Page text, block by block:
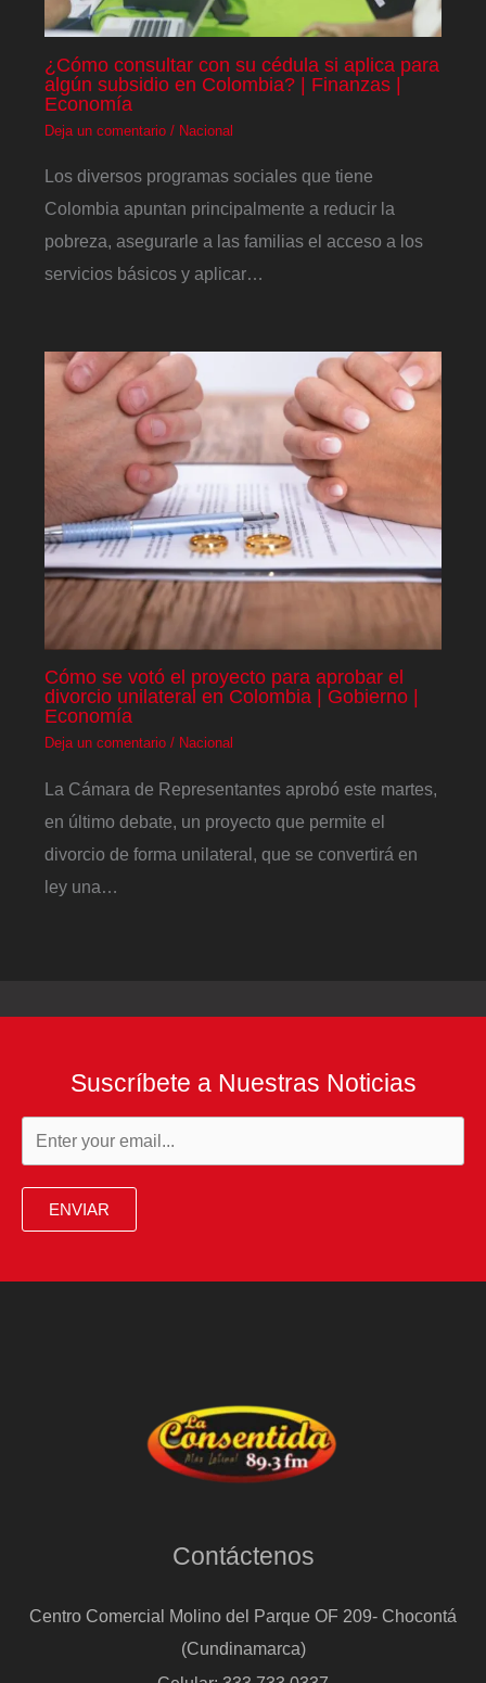
¿Cómo consultar con su cédula si aplica para
algún subsidio en Colombia? | Finanzas |
Economía
Deja un comentario / Nacional
Los diversos programas sociales que tiene
Colombia apuntan principalmente a reducir la
pobreza, asegurarle a las familias el acceso a los
servicios básicos y aplicar…
Cómo se votó el proyecto para aprobar el
divorcio unilateral en Colombia | Gobierno |
Economía
Deja un comentario / Nacional
La Cámara de Representantes aprobó este martes,
en último debate, un proyecto que permite el
divorcio de forma unilateral, que se convertirá en
ley una…
Suscríbete a Nuestras Noticias
ENVIAR
Contáctenos
Centro Comercial Molino del Parque OF 209- Chocontá
(Cundinamarca)